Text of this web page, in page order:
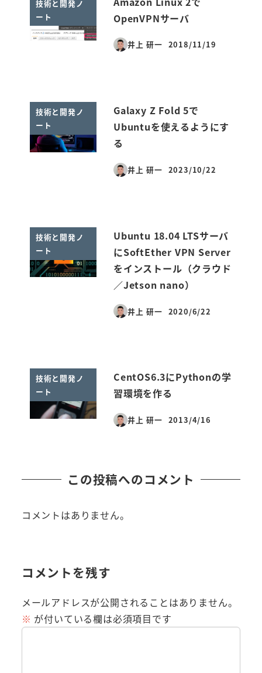
技術と開発ノ
ート
OpenVPNサーバ
井上 研一
投稿日
2018/11/19
技術と開発ノ
ート
Galaxy Z Fold 5で
Ubuntuを使えるようにす
る
井上 研一
投稿日
2023/10/22
技術と開発ノ
ート
Ubuntu 18.04 LTSサーバ
にSoftEther VPN Server
をインストール（クラウド
／Jetson nano）
井上 研一
投稿日
2020/6/22
技術と開発ノ
ート
CentOS6.3にPythonの学
習環境を作る
井上 研一
投稿日
2013/4/16
この投稿へのコメント
コメントはありません。
コメントを残す
メールアドレスが公開されることはありません。
※ が付いている欄は必須項目です